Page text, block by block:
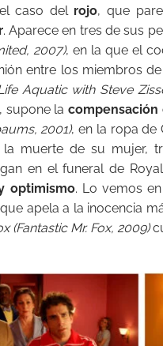
caso del rojo, que
. Aparece en tres de sus
2007), en la que el
entre los miembros
Aquatic with Steve
supone lacompensación
2001), en la ropa de
muerte de su mujer,
en el funeral de
optimismo. Lo vemos
apela a la inocencia
(Fantastic Mr. Fox, 2009)